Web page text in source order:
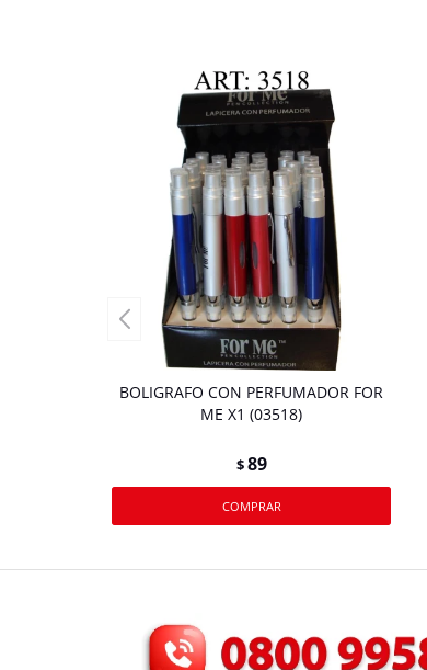
BOLIGRAFO CON PERFUMADOR FOR
ME X1 (03518)
$89